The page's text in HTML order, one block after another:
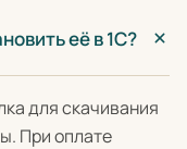
её в 1С?
для скачивания
При оплате